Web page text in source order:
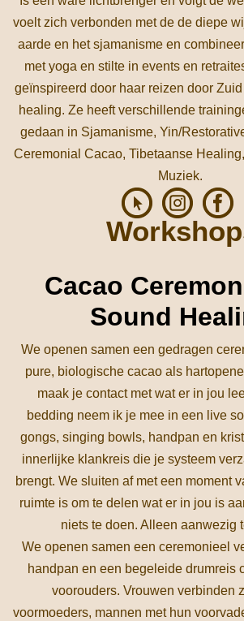
voelt zich verbonden met de de diepe
aarde en het sjamanisme en
met yoga en stilte in events en
geïnspireerd door haar reizen door
healing. Ze heeft verschillende
gedaan in Sjamanisme, Yin/
Ceremonial Cacao, Tibetaanse
Muziek.
Cacao
Sound
We openen samen een gedragen
pure, biologische cacao als
maak je contact met wat er in jou
bedding neem ik je mee in een live
gongs, singing bowls, handpan en
innerlijke klankreis die je systeem
brengt. We sluiten af met een moment
ruimte is om te delen wat er in jou is
niets te doen. Alleen
We openen samen een ceremonieel
handpan en een begeleide drumreis
voorouders. Vrouwen verbinden
voormoeders, mannen met hun